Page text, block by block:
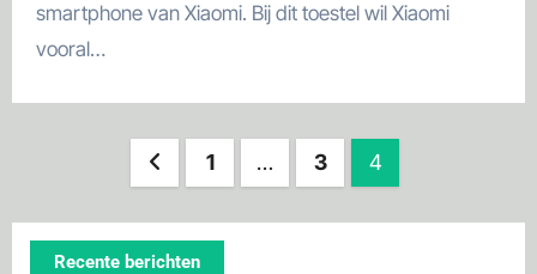
smartphone van Xiaomi. Bij dit toestel wil Xiaomi
vooral…
Berichten
paginering
1 … 3 4
Recente berichten